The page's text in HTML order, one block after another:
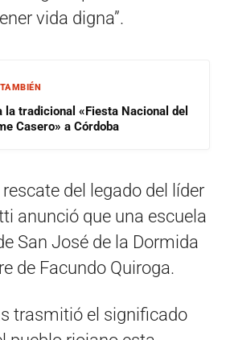
vida digna”.
la tradicional «Fiesta Nacional del
Casero» a Córdoba
del legado del líder
anunció que una escuela
San José de la Dormida
de Facundo Quiroga.
trasmitió el significado